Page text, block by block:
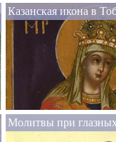
Казанская икона в
Молитвы при